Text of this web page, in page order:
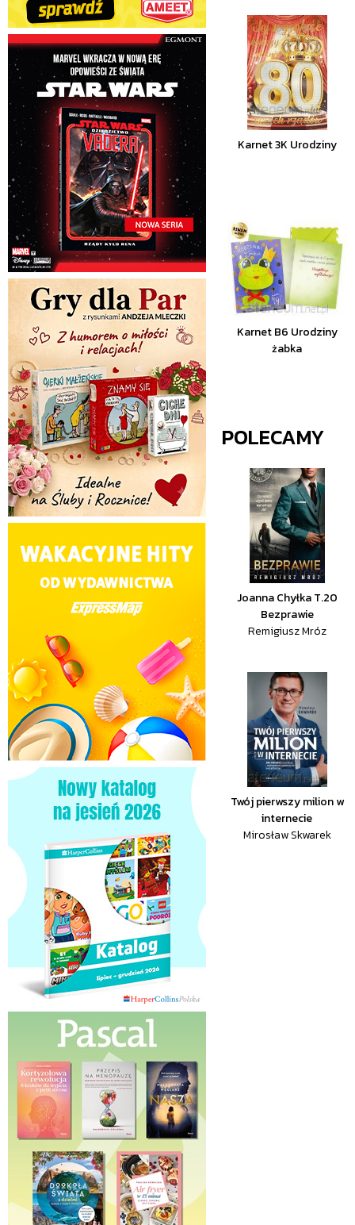
Karnet 3K Urodziny
Karnet B6 Urodziny
żabka
POLECAMY
Joanna Chyłka T.20
Bezprawie
Remigiusz Mróz
Twój pierwszy milion w
internecie
Mirosław Skwarek